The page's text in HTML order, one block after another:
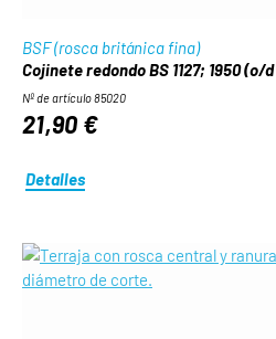
BSF (rosca británica fina)
Cojinete redondo BS 1127; 1950 (o/
Nº de artículo 85020
21,90 €
Detalles